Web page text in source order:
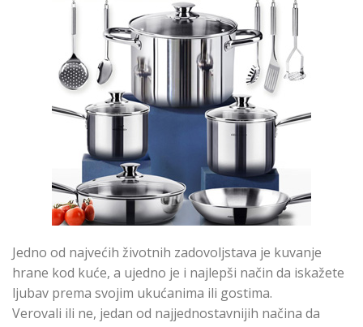
Jedno od najvećih životnih zadovoljstava je kuvanje
hrane kod kuće, a ujedno je i najlepši način da iskažete
ljubav prema svojim ukućanima ili gostima.
Verovali ili ne, jedan od najjednostavnijih načina da